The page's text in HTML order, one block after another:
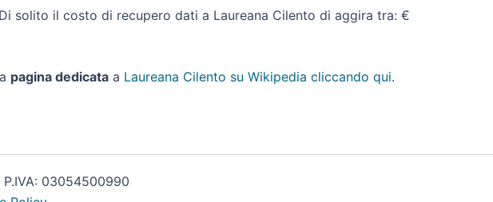
solito il costo di recupero dati a Laureana Cilento di aggira tra: €
pagina dedicata a Laureana Cilento su Wikipedia cliccando qui.
03054500990